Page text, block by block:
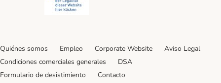
Quiénes somos Empleo Corporate Website
Aviso Legal
Condiciones comerciales generales
DSA
Formulario de desistimiento
Contacto